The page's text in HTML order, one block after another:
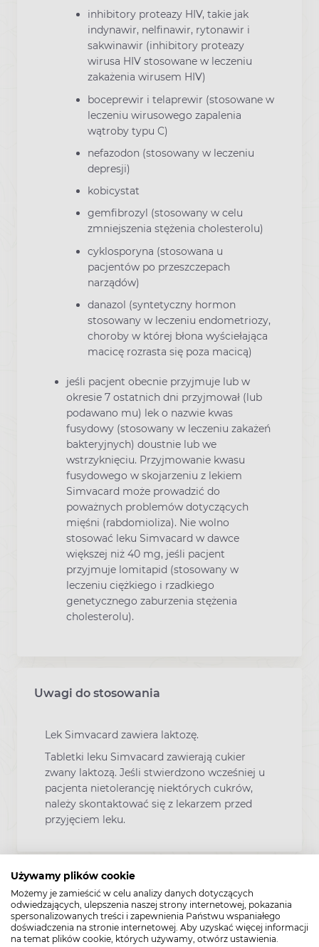
Używamy plików cookie
Możemy je zamieścić w celu analizy danych dotyczących
odwiedzających, ulepszenia naszej strony internetowej, pokazania
spersonalizowanych treści i zapewnienia Państwu wspaniałego
doświadczenia na stronie internetowej. Aby uzyskać więcej informacji
na temat plików cookie, których używamy, otwórz ustawienia.
inhibitory proteazy HIV, takie jak
indynawir, nelfinawir, rytonawir i
sakwinawir (inhibitory proteazy
wirusa HIV stosowane w leczeniu
zakażenia wirusem HIV)
boceprewir i telaprewir (stosowane w
leczeniu wirusowego zapalenia
wątroby typu C)
nefazodon (stosowany w leczeniu
depresji)
kobicystat
gemfibrozyl (stosowany w celu
zmniejszenia stężenia cholesterolu)
cyklosporyna (stosowana u
pacjentów po przeszczepach
narządów)
danazol (syntetyczny hormon
stosowany w leczeniu endometriozy,
choroby w której błona wyściełająca
macicę rozrasta się poza macicą)
jeśli pacjent obecnie przyjmuje lub w
okresie 7 ostatnich dni przyjmował (lub
podawano mu) lek o nazwie kwas
fusydowy (stosowany w leczeniu zakażeń
bakteryjnych) doustnie lub we
wstrzyknięciu. Przyjmowanie kwasu
fusydowego w skojarzeniu z lekiem
Simvacard może prowadzić do
poważnych problemów dotyczących
mięśni (rabdomioliza). Nie wolno
stosować leku Simvacard w dawce
większej niż 40 mg, jeśli pacjent
przyjmuje lomitapid (stosowany w
leczeniu ciężkiego i rzadkiego
genetycznego zaburzenia stężenia
cholesterolu).
Uwagi do stosowania
Lek Simvacard zawiera laktozę.
Tabletki leku Simvacard zawierają cukier
zwany laktozą. Jeśli stwierdzono wcześniej u
pacjenta nietolerancję niektórych cukrów,
należy skontaktować się z lekarzem przed
przyjęciem leku.
Zawartość
Opakowanie leku zawiera 28 tabletek
powlekanych.